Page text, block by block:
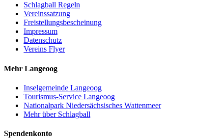
Schlagball Regeln
Vereinssatzung
Freistellungsbescheinung
Impressum
Datenschutz
Vereins Flyer
Mehr Langeoog
Inselgemeinde Langeoog
Tourismus-Service Langeoog
Nationalpark Niedersächsisches Wattenmeer
Mehr über Schlagball
Spendenkonto